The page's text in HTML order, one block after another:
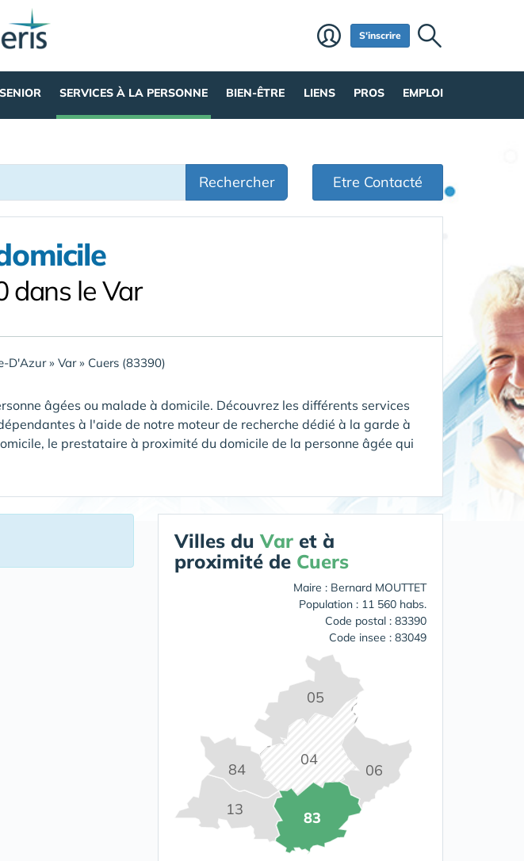
S'inscrire
SERVICES À LA PERSONNE BIEN-ÊTRE LIENS PROS EMPLOI
Rechercher Etre Contacté
dans le Var
D'Azur» Var» Cuers (83390)
âgées ou malade à domicile. Découvrez les différents services
à l'aide de notre moteur de recherche dédié à la garde à
le prestataire à proximité du domicile de la personne âgée qui
Villes du Var et à
proximité de Cuers
Maire : Bernard MOUTTET
Population : 11 560 habs.
Code postal : 83390
Code insee : 83049
04
05
06
13 83
84